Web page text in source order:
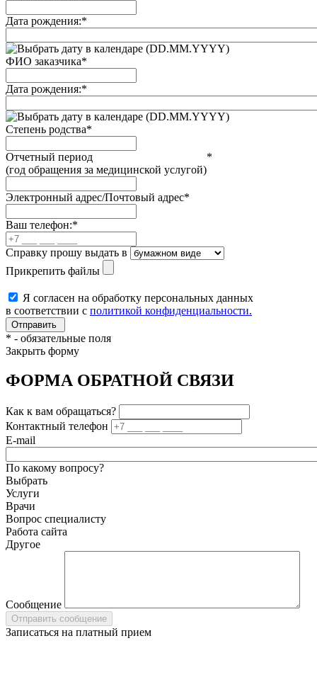
Дата рождения:*
(DD.MM.YYYY)
ФИО заказчика*
Дата рождения:*
(DD.MM.YYYY)
Степень родства*
Отчетный период
(год обращения за медицинской услугой)
*
Электронный адрес/Почтовый адрес*
Ваш телефон:*
Справку прошу выдать в
Прикрепить файлы
Я согласен на обработку персональных данных
в соответствии с политикой конфиденциальности.
* - обязательные поля
Закрыть форму
ФОРМА ОБРАТНОЙ СВЯЗИ
Как к вам обращаться?
Контактный телефон
E-mail
По какому вопросу?
Выбрать
Услуги
Врачи
Вопрос специалисту
Работа сайта
Другое
Сообщение
Записаться на платный прием